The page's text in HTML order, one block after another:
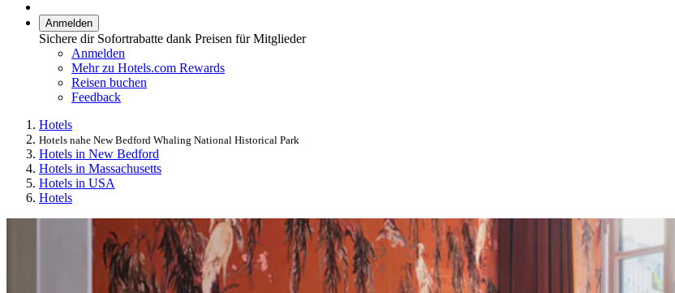
Anmelden
Sichere dir Sofortrabatte dank Preisen für Mitglieder
Anmelden
Mehr zu Hotels.com Rewards
Reisen buchen
Feedback
Hotels
Hotels nahe New Bedford Whaling National Historical Park
Hotels in New Bedford
Hotels in Massachusetts
Hotels in USA
Hotels